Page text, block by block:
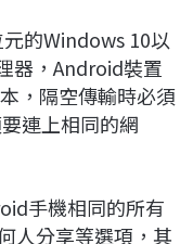
的Windows 10以
器，Android裝置
，隔空傳輸時必須
連上相同的網
手機相同的所有
人分享等選項，其